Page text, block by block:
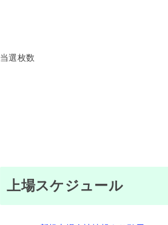
当選枚数
上場スケジュール